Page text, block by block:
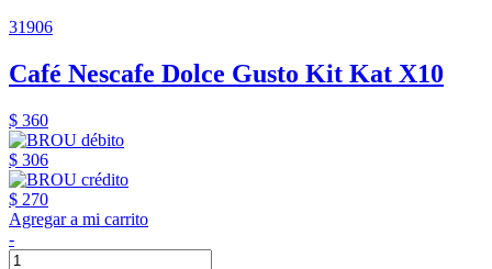
31906
Café Nescafe Dolce Gusto Kit Kat X10
$ 360
$ 306
$ 270
Agregar a mi carrito
-